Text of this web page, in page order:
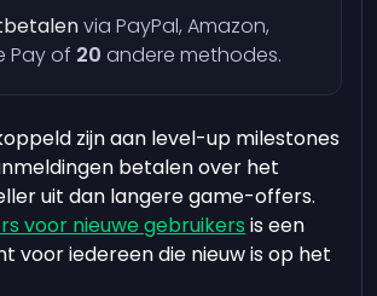
via PayPal, Amazon,
Pay of 20 andere methodes.
zijn aan level-up milestones
betalen over het
uit dan langere game-offers.
voor nieuwe gebruikers is een
voor iedereen die nieuw is op het